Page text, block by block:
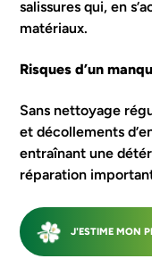
salissures qui, en
matériaux.
Risques d’un
Sans nettoyage
et décollements
entraînant une
réparation
J'ESTIME MON